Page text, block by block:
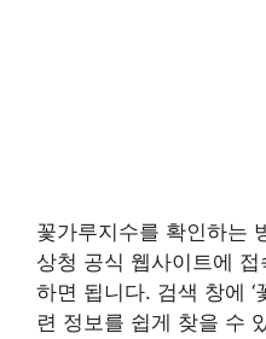
꽃가루지수를 확인하는
상청 공식 웹사이트에
하면 됩니다. 검색 창에 ‘
련 정보를 쉽게 찾을 수